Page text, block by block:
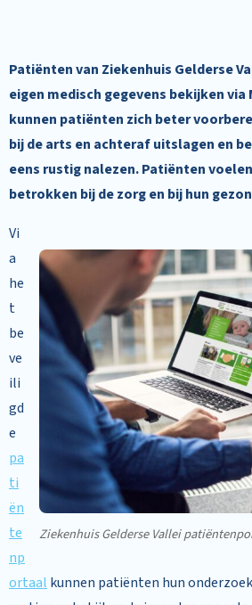
Patiënten van Ziekenhuis Gelderse
eigen medisch gegevens bekijken via
kunnen patiënten zich beter
bij de arts en achteraf uitslagen en
eens rustig nalezen. Patiënten
betrokken bij de zorg en bij hun
Ziekenhuis Gelderse Vallei
Vi
a
he
t
be
ve
ili
gd
e
pa
ti
ën
te
np
ortaal kunnen patiënten hun